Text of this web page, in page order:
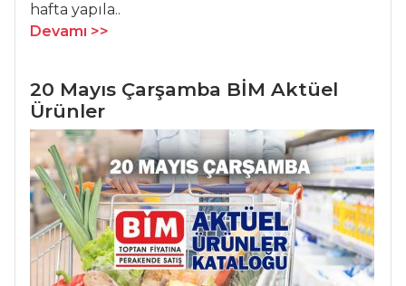
KUSKUSLU
MADEN SULU
BİFTEK
Et Yemekleri Tüm
Tarifleri
MEZELER
Süslü Mercimek
hafta yapıla..
Devamı >>
20 Mayıs Çarşamba BİM Aktüel
Ürünler